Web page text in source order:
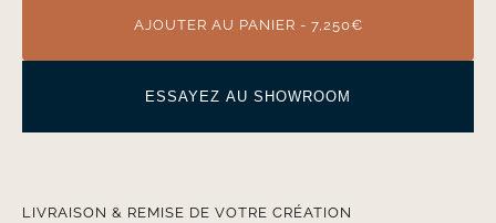
AJOUTER AU PANIER - 7,250€
ESSAYEZ AU SHOWROOM
LIVRAISON & REMISE DE VOTRE CRÉATION